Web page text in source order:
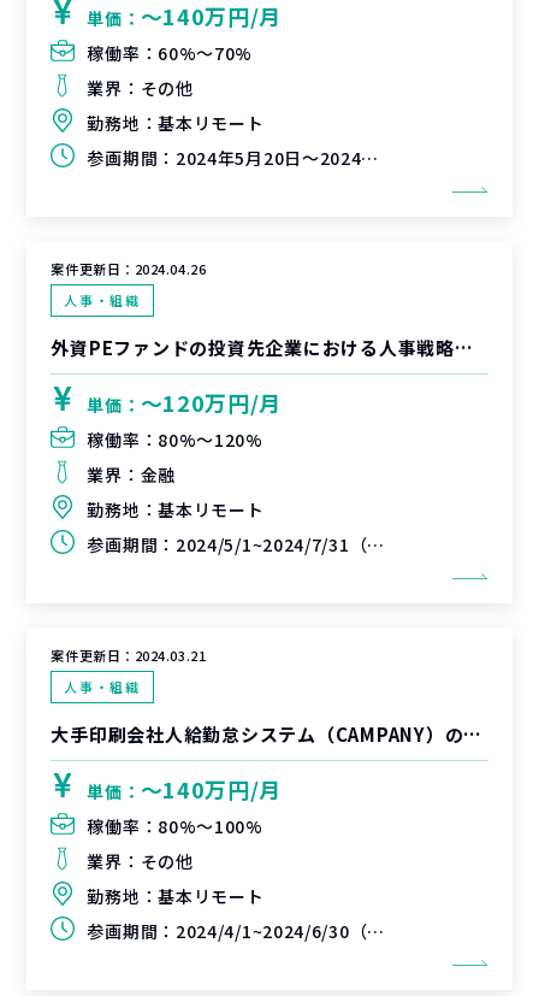
単価： 〜140万円/月
稼働率： 60%〜70%
業界： その他
勤務地：基本リモート
参画期間： 2024年5月20日～2024年6月28日（延長可能性有）
案件更新日： 2024.04.26
人事・組織
外資PEファンドの投資先企業における人事戦略策定および人材育成基盤構築プロジェクト
単価： 〜120万円/月
稼働率： 80%〜120%
業界： 金融
勤務地：基本リモート
参画期間： 2024/5/1~2024/7/31（延長可能性有）
案件更新日： 2024.03.21
人事・組織
大手印刷会社人給勤怠システム（CAMPANY）の導入支援
単価： 〜140万円/月
稼働率： 80%〜100%
業界： その他
勤務地：基本リモート
参画期間： 2024/4/1~2024/6/30（延長可能性有）